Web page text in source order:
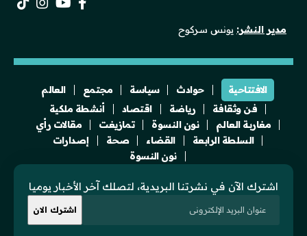
مدير النشر: يونس سركوح
الافتتاحية حوادث سياسة مجتمع
العالم
فن وثقافة
رياضة اقتصاد
أنشطة ملكية
مغاربة العالم
نون النسوة تمازيغت
مقالات رأي
السلطة الرابعة
القضاء صحة
إصدارات
نون النسوة
اشترك الآن في نشرتنا البريدية، لتصلك آخر الأخبار يوميا